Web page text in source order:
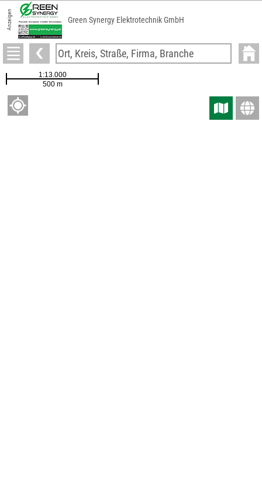
Anzeigen Green Synergy Elektrotechnik GmbH